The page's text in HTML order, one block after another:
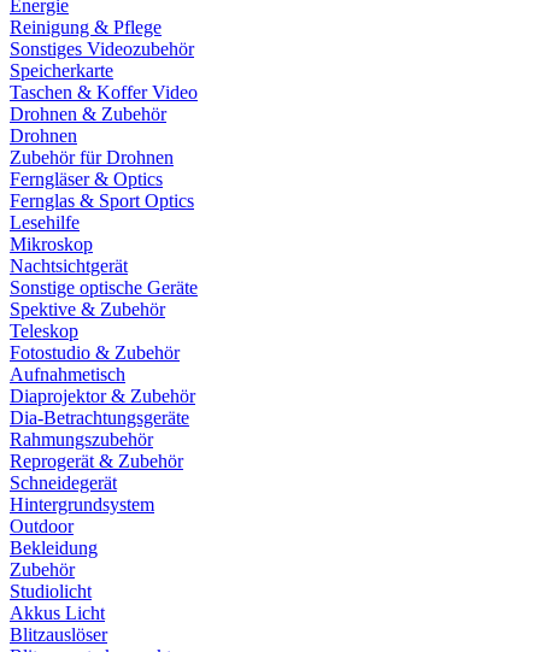
Energie
Reinigung & Pflege
Sonstiges Videozubehör
Speicherkarte
Taschen & Koffer Video
Drohnen & Zubehör
Drohnen
Zubehör für Drohnen
Ferngläser & Optics
Fernglas & Sport Optics
Lesehilfe
Mikroskop
Nachtsichtgerät
Sonstige optische Geräte
Spektive & Zubehör
Teleskop
Fotostudio & Zubehör
Aufnahmetisch
Diaprojektor & Zubehör
Dia-Betrachtungsgeräte
Rahmungszubehör
Reprogerät & Zubehör
Schneidegerät
Hintergrundsystem
Outdoor
Bekleidung
Zubehör
Studiolicht
Akkus Licht
Blitzauslöser